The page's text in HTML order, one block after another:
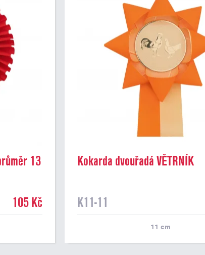
13
105 Kč
Kokarda dvouřadá VĚTRNÍK
K11-11
11 cm